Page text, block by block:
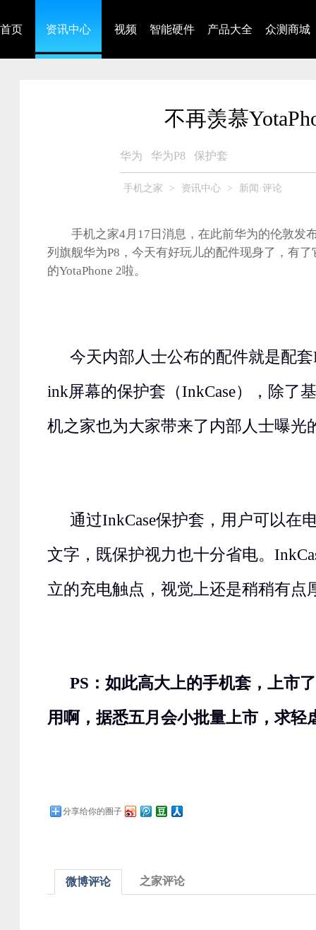
首页 资讯中心 视频 智能硬件 产品大全 众测商城
不再羡慕
华为 华为P8 保护套
手机之家 > 资讯中心 > 新闻·评论
手机之家4月17日消息，在此前华为的伦敦发
列旗舰华为P8，今天有好玩儿的配件现身了，有
的YotaPhone 2啦。
今天内部人士公布的配件就是配
ink屏幕的保护套（InkCase），除了
机之家也为大家带来了内部人士曝光
通过InkCase保护套，用户可以在
文字，既保护视力也十分省电。
立的充电触点，视觉上还是稍稍有点
PS：如此高大上的手机套，上市
用啊，据悉五月会小批量上市，求轻
分享给你的圈子
微博评论 之家评论